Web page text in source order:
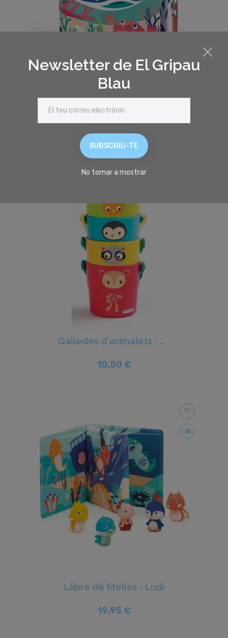
Newsletter de El Gripau
Blau
SUBSCRIU-TE
No tornar a mostrar
Galledes d'animalets - Ludi
10,50 €
favorite_border
Llibre de titelles - Ludi
19,95 €